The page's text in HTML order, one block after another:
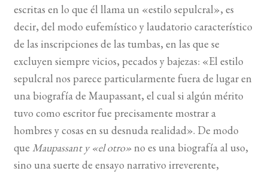
escritas en lo que él llama un «estilo sepulcral», es
decir, del modo eufemístico y laudatorio característico
de las inscripciones de las tumbas, en las que se
excluyen siempre vicios, pecados y bajezas: «El estilo
sepulcral nos parece particularmente fuera de lugar en
una biografía de Maupassant, el cual si algún mérito
tuvo como escritor fue precisamente mostrar a
hombres y cosas en su desnuda realidad». De modo
que Maupassant y «el otro»no es una biografía al uso,
sino una suerte de ensayo narrativo irreverente,